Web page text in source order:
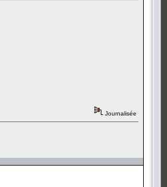
Journalisée